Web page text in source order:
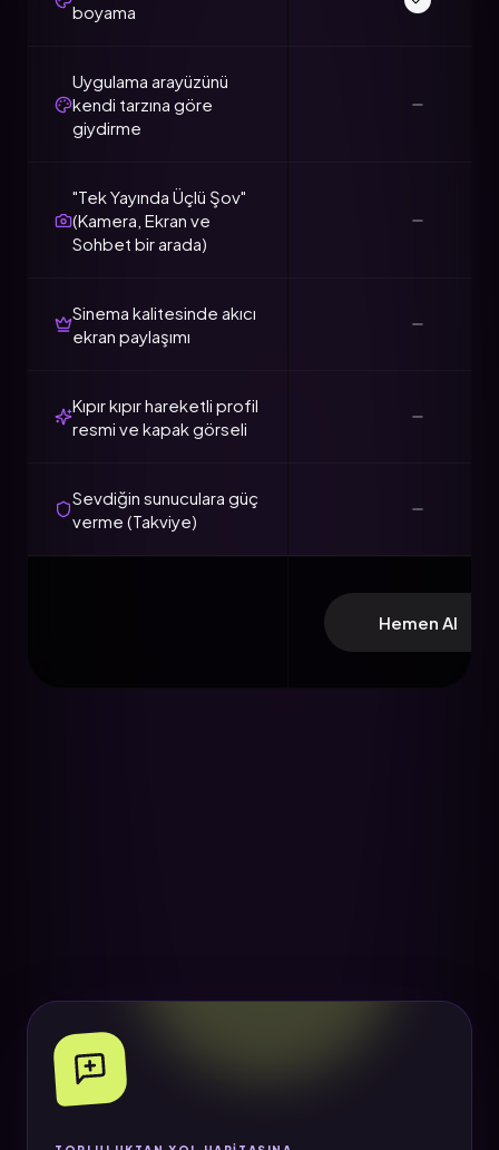
boyama
Uygulama arayüzünü
kendi tarzına göre
giydirme
"Tek Yayında Üçlü Şov"
(Kamera, Ekran ve
Sohbet bir arada)
Sinema kalitesinde akıcı
ekran paylaşımı
Kıpır kıpır hareketli profil
resmi ve kapak görseli
Sevdiğin sunuculara güç
verme (Takviye)
Hemen Al